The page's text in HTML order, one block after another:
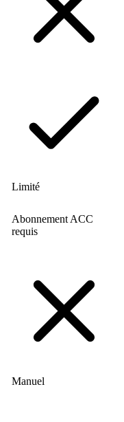
Limité
Abonnement ACC
requis
Manuel